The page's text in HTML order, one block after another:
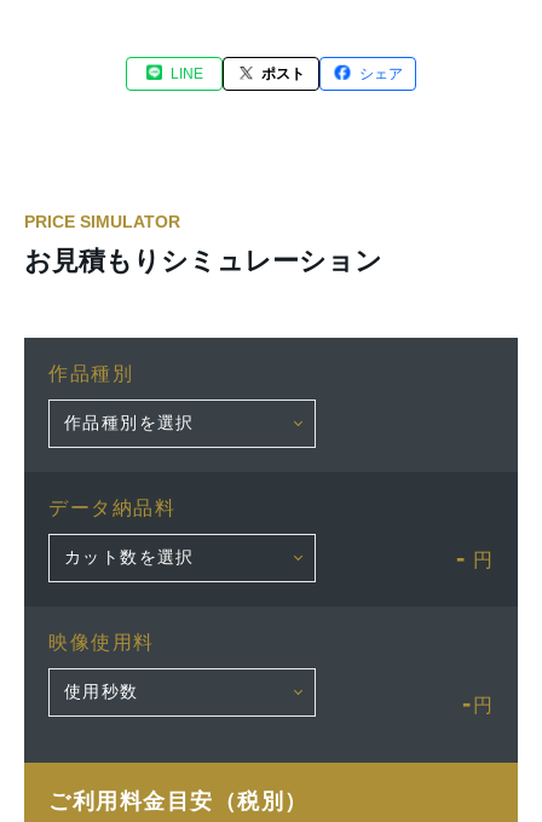
LINE ポスト シェア
PRICE SIMULATOR
お見積もりシミュレーション
作品種別
データ納品料
- 円
映像使用料
- 円
ご利用料金目安（税別）